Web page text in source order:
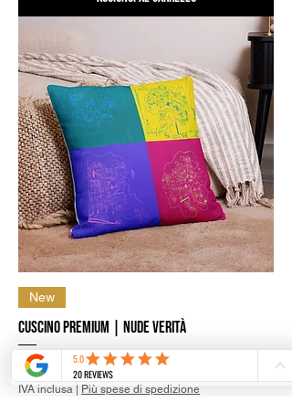
New
Cuscino Premium | Nude Verità
A partire da42,99 €
Prezzo scontato
IVA inclusa Più spese di spedizione